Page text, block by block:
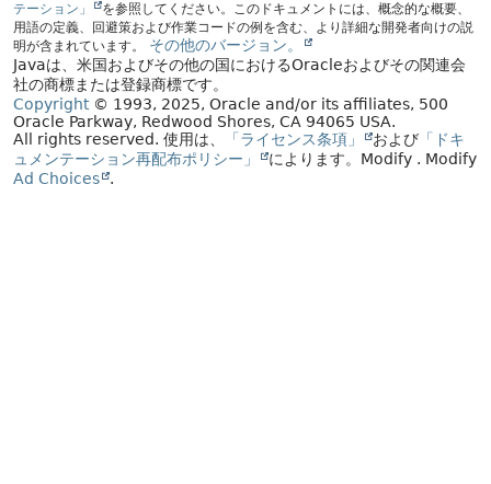
テーション」
を参照してください。このドキュメントには、概念的な概要、
用語の定義、回避策および作業コードの例を含む、より詳細な開発者向けの説
明が含まれています。
その他のバージョン。
Javaは、米国およびその他の国におけるOracleおよびその関連会
社の商標または登録商標です。
Copyright© 1993, 2025, Oracle and/or its affiliates, 500
Oracle Parkway, Redwood Shores, CA 94065 USA.
All rights reserved. 使用は、 「ライセンス条項」 および 「ドキ
ュメンテーション再配布ポリシー」
によります。 Modify . Modify
Ad Choices
.